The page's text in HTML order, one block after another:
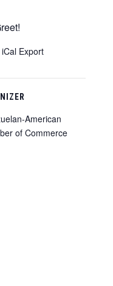
iCal Export
American
of Commerce